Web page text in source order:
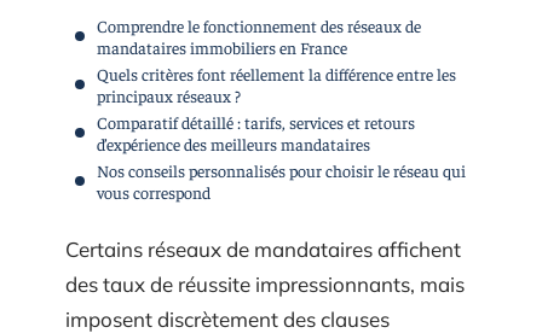
Comprendre le fonctionnement des réseaux de
mandataires immobiliers en France
Quels critères font réellement la différence entre les
principaux réseaux ?
Comparatif détaillé : tarifs, services et retours
d’expérience des meilleurs mandataires
Nos conseils personnalisés pour choisir le réseau qui
vous correspond
Certains réseaux de mandataires affichent
des taux de réussite impressionnants, mais
imposent discrètement des clauses